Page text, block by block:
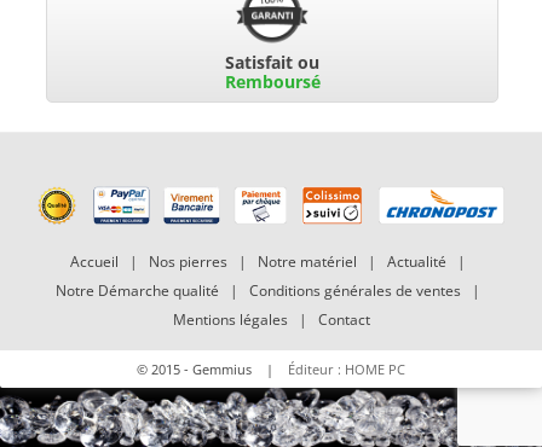
Satisfait ou
Remboursé
Accueil | Nos pierres | Notre matériel | Actualité |
Notre Démarche qualité | Conditions générales de ventes |
Mentions légales | Contact
© 2015 - Gemmius | Éditeur : HOME PC